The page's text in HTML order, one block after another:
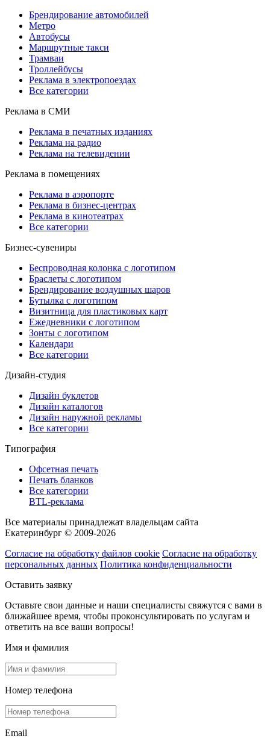
Брендирование автомобилей
Метро
Автобусы
Маршрутные такси
Трамваи
Троллейбусы
Реклама в электропоездах
Все категории
Реклама в СМИ
Реклама в печатных изданиях
Реклама на радио
Реклама на телевидении
Реклама в помещениях
Реклама в аэропорте
Реклама в бизнес-центрах
Реклама в кинотеатрах
Все категории
Бизнес-сувениры
Беспроводная колонка с логотипом
Браслеты с логотипом
Брендирование воздушных шаров
Бутылка с логотипом
Визитница для пластиковых карт
Ежедневники с логотипом
Зонты с логотипом
Календари
Все категории
Дизайн-студия
Дизайн буклетов
Дизайн каталогов
Дизайн наружной рекламы
Все категории
Типография
Офсетная печать
Печать бланков
Все категории
BTL-реклама
Все материалы принадлежат владельцам сайта
Екатеринбург © 2009-2026
Согласие на обработку файлов cookie Согласие на обработку
персональных данных Политика конфиденциальности
Оставить заявку
Оставьте свои данные и наши специалисты свяжутся с вами в
ближайшее время, чтобы проконсультировать по услугам и
ответить на все ваши вопросы!
Имя и фамилия
Номер телефона
Email